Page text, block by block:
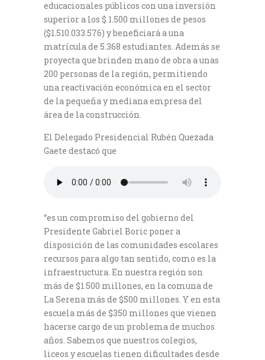
educacionales públicos con una inversión
superior a los $ 1.500 millones de pesos
($1.510.033.576) y beneficiará a una
matrícula de 5.368 estudiantes. Además se
proyecta que brinden mano de obra a unas
200 personas de la región, permitiendo
una reactivación económica en el sector
de la pequeña y mediana empresa del
área de la construcción.
El Delegado Presidencial Rubén Quezada
Gaete destacó que
“es un compromiso del gobierno del
Presidente Gabriel Boric poner a
disposición de las comunidades escolares
recursos para algo tan sentido, como es la
infraestructura. En nuestra región son
más de $1.500 millones, en la comuna de
La Serena más de $500 millones. Y en esta
escuela más de $350 millones que vienen
hacerse cargo de un problema de muchos
años. Sabemos que nuestros colegios,
liceos y escuelas tienen dificultades desde